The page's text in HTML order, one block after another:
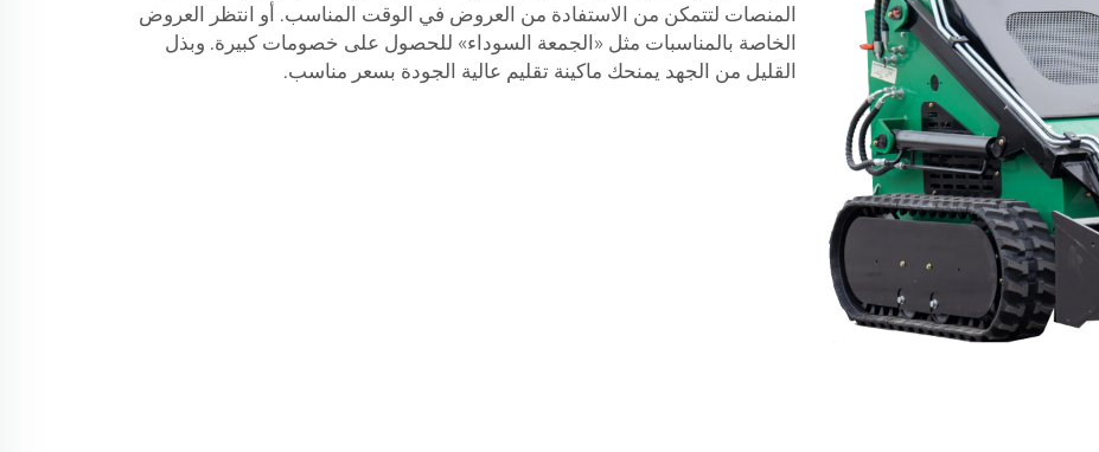
المنصات لتتمكن من الاستفادة من العروض في الوقت المناسب. أو انتظر العروض
الخاصة بالمناسبات مثل «الجمعة السوداء» للحصول على خصومات كبيرة. وبذل
القليل من الجهد يمنحك ماكينة تقليم عالية الجودة بسعر مناسب.